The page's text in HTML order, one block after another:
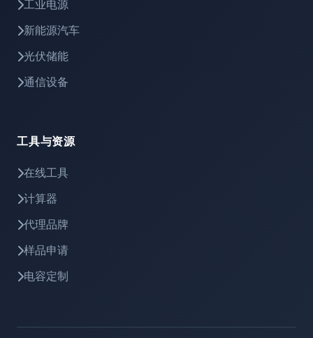
工业电源
新能源汽车
光伏储能
通信设备
工具与资源
在线工具
计算器
代理品牌
样品申请
电容定制